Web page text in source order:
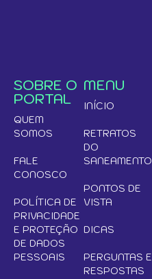
SOBRE O
PORTAL
QUEM
SOMOS
FALE
CONOSCO
POLÍTICA DE
PRIVACIDADE
E PROTEÇÃO
DE DADOS
PESSOAIS
MENU
INÍCIO
RETRATOS
DO
SANEAMENTO
PONTOS DE
VISTA
DICAS
PERGUNTAS E
RESPOSTAS